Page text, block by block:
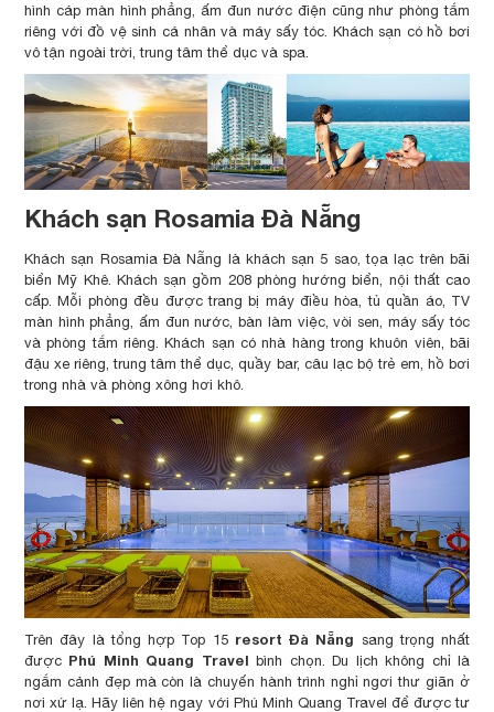
hình cáp màn hình phẳng, ấm đun nước điện cũng như phòng tắm
riêng với đồ vệ sinh cá nhân và máy sấy tóc. Khách sạn có hồ bơi
vô tận ngoài trời, trung tâm thể dục và spa.
Khách sạn Rosamia Đà Nẵng
Khách sạn Rosamia Đà Nẵng là khách sạn 5 sao, tọa lạc trên bãi
biển Mỹ Khê. Khách sạn gồm 208 phòng hướng biển, nội thất cao
cấp. Mỗi phòng đều được trang bị máy điều hòa, tủ quần áo, TV
màn hình phẳng, ấm đun nước, bàn làm việc, vòi sen, máy sấy tóc
và phòng tắm riêng. Khách sạn có nhà hàng trong khuôn viên, bãi
đậu xe riêng, trung tâm thể dục, quầy bar, câu lạc bộ trẻ em, hồ bơi
trong nhà và phòng xông hơi khô.
Trên đây là tổng hợp Top 15 resort Đà Nẵng sang trọng nhất
được Phú Minh Quang Travel bình chọn. Du lịch không chỉ là
ngắm cảnh đẹp mà còn là chuyến hành trình nghỉ ngơi thư giãn ở
nơi xứ lạ. Hãy liên hệ ngay với Phú Minh Quang Travel để được tư